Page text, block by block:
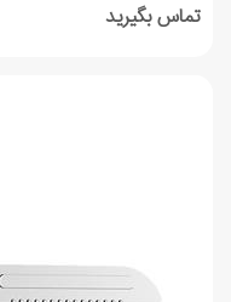
تماس بگیرید